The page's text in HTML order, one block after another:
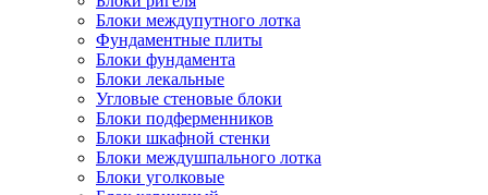
Блоки междупутного лотка
Фундаментные плиты
Блоки фундамента
Блоки лекальные
Угловые стеновые блоки
Блоки подферменников
Блоки шкафной стенки
Блоки междушпального лотка
Блоки уголковые